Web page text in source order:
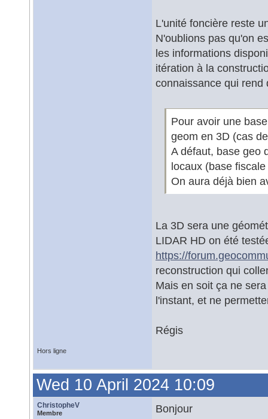
L'unité foncière reste
N'oublions pas qu'on
les informations
itération à la
connaissance qui rend
Pour avoir une
geom en 3D (cas
A défaut, base geo
locaux (base
On aura déjà bien
La 3D sera une
LIDAR HD on été
https://
reconstruction qui
Mais en soit ça ne
l'instant, et ne
Régis
Hors ligne
Wed 10 April 2024 10:09
ChristopheV
Membre
Bonjour